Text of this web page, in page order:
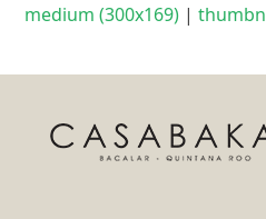
medium (300x169) |